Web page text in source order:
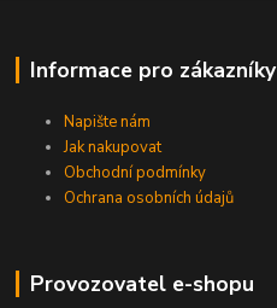
Informace pro zákazníky
Napište nám
Jak nakupovat
Obchodní podmínky
Ochrana osobních údajů
Provozovatel e-shopu